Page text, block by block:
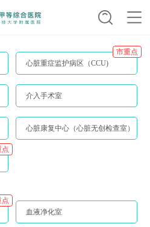
心脏重症监护病区（CCU)
市重点
介入手术室
心脏康复中心（心脏无创检查室）
点
点
血液净化室